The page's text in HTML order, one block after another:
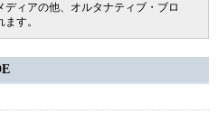
ィアの他、オルタナティブ・ブロ
す。